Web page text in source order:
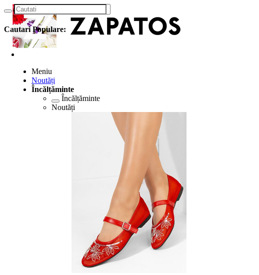
Cautari Populare:
Meniu
Noutăți
Încălțăminte
Încălțăminte
Noutăți